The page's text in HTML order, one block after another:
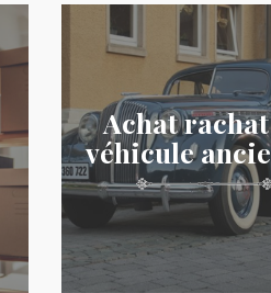
Achat
véhicule